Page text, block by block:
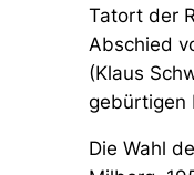
Tatort der
Abschied
(Klaus
gebürtigen
Die Wahl